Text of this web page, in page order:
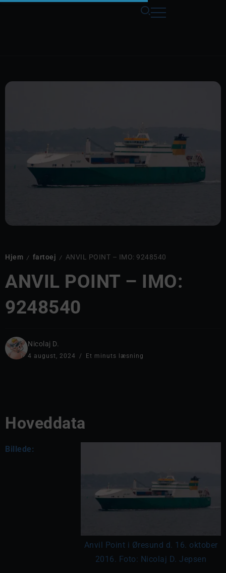
Hjem / fartoej / ANVIL POINT – IMO: 9248540
ANVIL POINT – IMO:
9248540
Nicolaj D.
4 august, 2024 Et minuts læsning
Hoveddata
Billede:
Anvil Point i Øresund d. 16. oktober
2016. Foto: Nicolaj D. Jepsen